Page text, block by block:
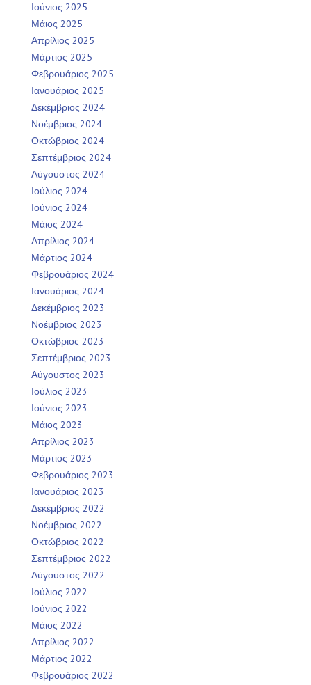
Ιούνιος 2025
Μάιος 2025
Απρίλιος 2025
Μάρτιος 2025
Φεβρουάριος 2025
Ιανουάριος 2025
Δεκέμβριος 2024
Νοέμβριος 2024
Οκτώβριος 2024
Σεπτέμβριος 2024
Αύγουστος 2024
Ιούλιος 2024
Ιούνιος 2024
Μάιος 2024
Απρίλιος 2024
Μάρτιος 2024
Φεβρουάριος 2024
Ιανουάριος 2024
Δεκέμβριος 2023
Νοέμβριος 2023
Οκτώβριος 2023
Σεπτέμβριος 2023
Αύγουστος 2023
Ιούλιος 2023
Ιούνιος 2023
Μάιος 2023
Απρίλιος 2023
Μάρτιος 2023
Φεβρουάριος 2023
Ιανουάριος 2023
Δεκέμβριος 2022
Νοέμβριος 2022
Οκτώβριος 2022
Σεπτέμβριος 2022
Αύγουστος 2022
Ιούλιος 2022
Ιούνιος 2022
Μάιος 2022
Απρίλιος 2022
Μάρτιος 2022
Φεβρουάριος 2022